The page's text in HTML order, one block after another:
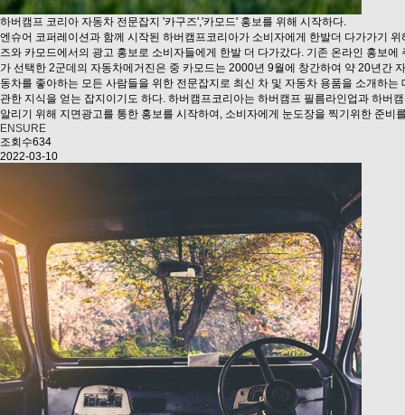
하버캠프 코리아 자동차 전문잡지 '카구즈','카모드' 홍보를 위해 시작하다.
엔슈어 코퍼레이션과 함께 시작된 하버캠프코리아가 소비자에게 한발더 다가가기
즈와 카모드에서의 광고 홍보로 소비자들에게 한발 더 다가갔다. 기존 온라인 홍보
가 선택한 2군데의 자동차메거진은 중 카모드는 2000년 9월에 창간하여 약 20년간
동차를 좋아하는 모든 사람들을 위한 전문잡지로 최신 차 및 자동차 용품을 소개하
관한 지식을 얻는 잡지이기도 하다. 하버캠프코리아는 하버캠프 필름라인업과 하버
알리기 위해 지면광고를 통한 홍보를 시작하여, 소비자에게 눈도장을 찍기위한 준비
ENSURE
조회수634
2022-03-10